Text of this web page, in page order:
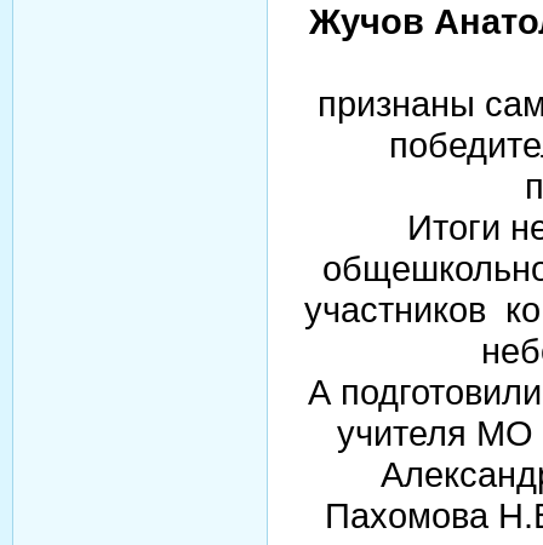
Жучов
признаны
Итоги
участников
А
учителя МО
Пахомова